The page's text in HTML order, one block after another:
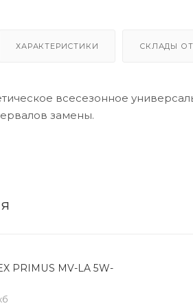
ХАРАКТЕРИСТИКИ СКЛАДЫ
всесезонное
замены.
способность,
службы масла благодаря
PRIMUS MV-LA 5W-